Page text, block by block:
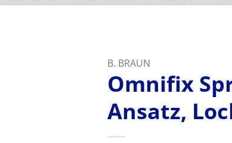
B. BRAUN
Omnifix
Ansatz,